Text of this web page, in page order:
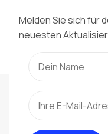
Melden Sie sich für
neuesten